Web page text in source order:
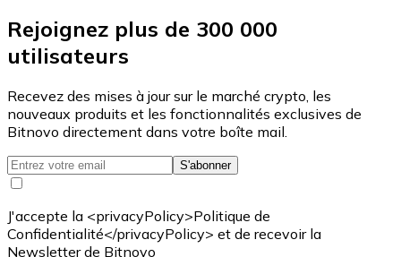
Rejoignez plus de 300 000
utilisateurs
Recevez des mises à jour sur le marché crypto, les
nouveaux produits et les fonctionnalités exclusives de
Bitnovo directement dans votre boîte mail.
S'abonner
J'accepte la <privacyPolicy>Politique de
Confidentialité</privacyPolicy> et de recevoir la
Newsletter de Bitnovo